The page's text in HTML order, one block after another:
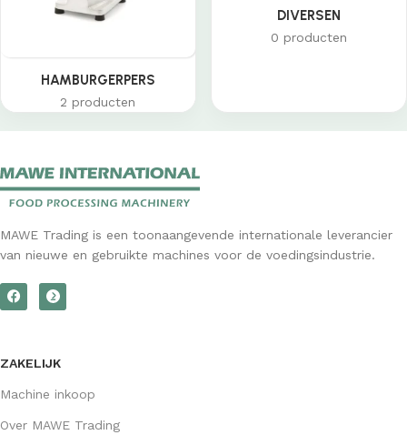
HAMBURGERPERS
2 producten
DIVERSEN
0 producten
MAWE Trading is een toonaangevende internationale leverancier
van nieuwe en gebruikte machines voor de voedingsindustrie.
ZAKELIJK
Machine inkoop
Over MAWE Trading